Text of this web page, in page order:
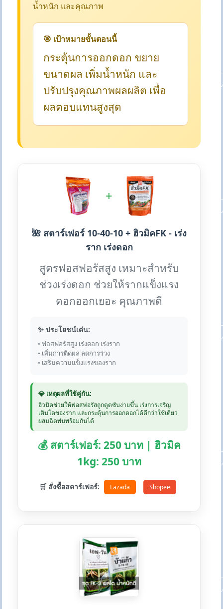
น้ำหนัก และคุณภาพ
🎯 เป้าหมายขั้นตอนนี้
กระตุ้นการออกดอก ขยาย
ขนาดผล เพิ่มน้ำหนัก และ
ปรับปรุงคุณภาพผลผลิต เพื่อ
ผลตอบแทนสูงสุด
+
🌺 สตาร์เฟอร์ 10-40-10 + ฮิวมิคFK - เร่ง
ราก เร่งดอก
สูตรฟอสฟอรัสสูง เหมาะสำหรับ
ช่วงเร่งดอก ช่วยให้รากแข็งแรง
ดอกออกเยอะ คุณภาพดี
✨ ประโยชน์เด่น:
• ฟอสฟอรัสสูง เร่งดอก เร่งราก
• เพิ่มการติดผล ลดการร่วง
• เสริมความแข็งแรงของราก
💎 เหตุผลที่ใช้คู่กัน:
ฮิวมิคช่วยให้ฟอสฟอรัสถูกดูดซับง่ายขึ้น เร่งการเจริญ
เติบโตของราก และกระตุ้นการออกดอกได้ดีกว่าใช้เดี่ยว
ผสมฉีดพ่นพร้อมกันได้
💰 สตาร์เฟอร์: 250 บาท | ฮิวมิค
1kg: 250 บาท
🛒 สั่งซื้อสตาร์เฟอร์: Lazada Shopee